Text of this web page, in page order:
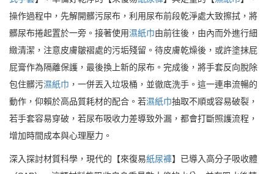
操作過程中，先解開髒污尿布，利用尿布前段乾淨處大致擦拭，將
髒尿布捲起置於一旁。接著使用濕紙巾由前往後，由內而外進行細
緻清潔，注意皮膚皺褶處的污垢殘留。待皮膚乾燥後，或許塗抹屁
屁膏作為隔離保護，最後換上新的尿布。完成後，將手套反向脫除
包住髒污濕紙巾 ，一併丟入垃圾桶，並徹底洗手。這一連串流暢的
動作，仰賴於高品質耗材的配合。若濕紙巾抽取不順或容易破裂，
若手套容易穿破，若尿布吸收力差導致外漏，都會打斷照護流程，
增加時間成本與心理壓力。
深入探討材質科學，現代的【來復易紙尿褲】已導入高分子吸收體